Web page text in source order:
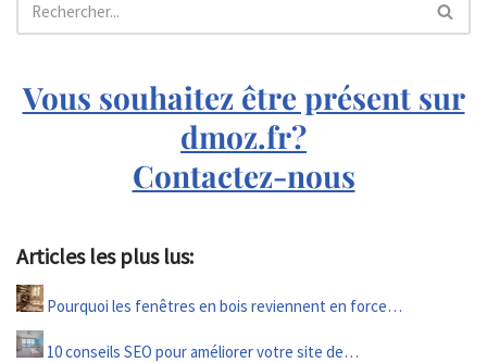
Vous souhaitez être présent sur
dmoz.fr?
Contactez-nous
Articles les plus lus:
Pourquoi les fenêtres en bois reviennent en force…
10 conseils SEO pour améliorer votre site de…